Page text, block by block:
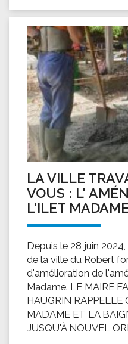
LA VILLE
VOUS : L'
L'ILET MADAME
Depuis le 28 juin
de la ville du Robert
d'amélioration de
Madame. LE MAIRE
HAUGRIN RAPPELLE
MADAME ET LA
JUSQU'À NOUVEL